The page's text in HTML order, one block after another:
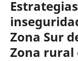
Zona Sur
Zona rural